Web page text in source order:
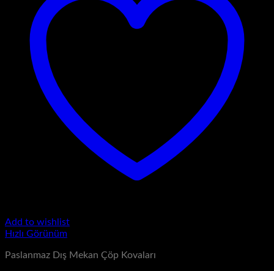
Add to wishlist
Hızlı Görünüm
Paslanmaz Dış Mekan Çöp Kovaları